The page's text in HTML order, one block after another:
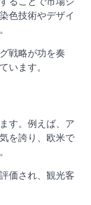
色技術やデザイ
戦略が功を奏
います。
す。例えば、ア
を誇り、欧米で
価され、観光客